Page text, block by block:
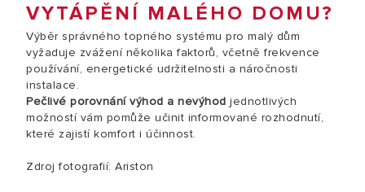
VYTÁPĚNÍ MALÉHO DOMU?
Výběr správného topného systému pro malý dům
vyžaduje zvážení několika faktorů, včetně frekvence
používání, energetické udržitelnosti a náročnosti
instalace.
Pečlivé porovnání výhod a nevýhod jednotlivých
možností vám pomůže učinit informované rozhodnutí,
které zajistí komfort i účinnost.
Zdroj fotografií: Ariston